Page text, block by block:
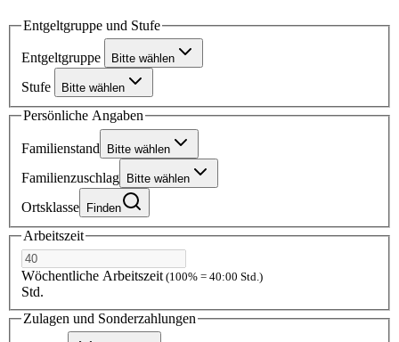
Entgeltgruppe und Stufe
Entgeltgruppe Bitte wählen
Stufe Bitte wählen
Persönliche Angaben
Familienstand Bitte wählen
Familienzuschlag Bitte wählen
Ortsklasse Finden
Arbeitszeit
Wöchentliche Arbeitszeit (100% = 40:00 Std.)
Std.
Zulagen und Sonderzahlungen